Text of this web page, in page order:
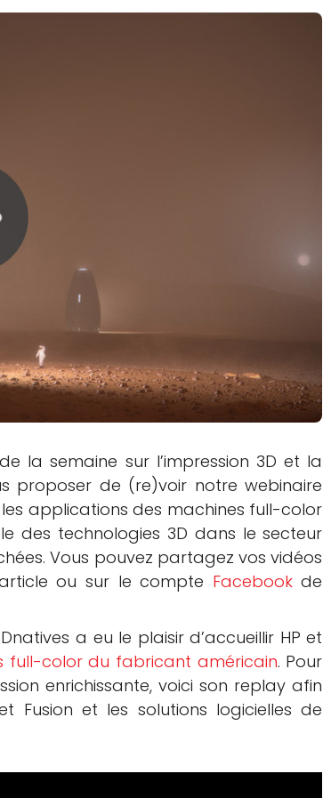
3D
la semaine sur l’impression 3D et la
proposer de (re)voir notre webinaire
applications des machines full-color
des technologies 3D dans le secteur
Vous pouvez partagez vos vidéos
ou sur le compte Facebookde
a eu le plaisir d’accueillir HP et
full-color du fabricant américain. Pour
enrichissante, voici son replay afin
Fusion et les solutions logicielles de